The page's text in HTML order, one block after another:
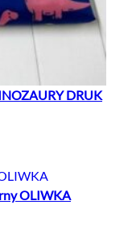
DRUK
OLIWKA